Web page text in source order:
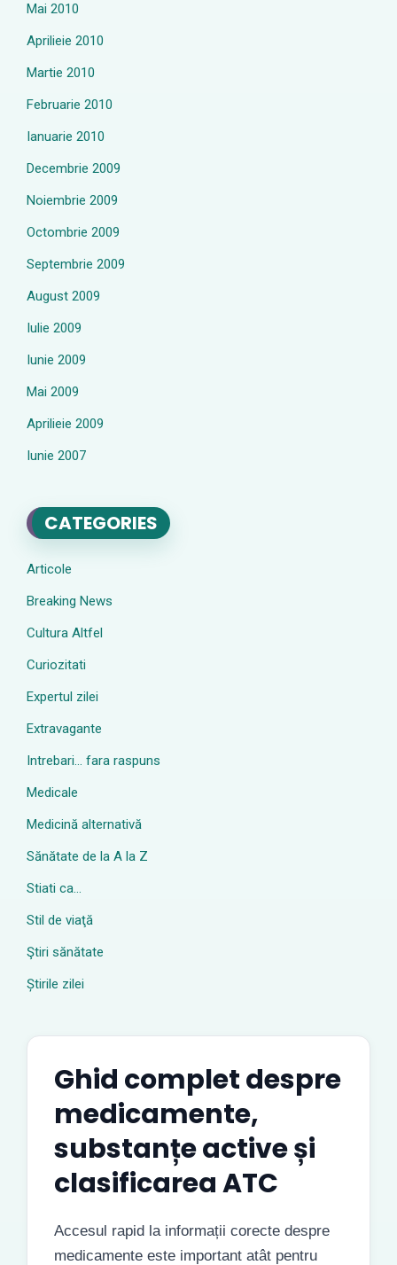
Mai 2010
Aprilieie 2010
Martie 2010
Februarie 2010
Ianuarie 2010
Decembrie 2009
Noiembrie 2009
Octombrie 2009
Septembrie 2009
August 2009
Iulie 2009
Iunie 2009
Mai 2009
Aprilieie 2009
Iunie 2007
CATEGORIES
Articole
Breaking News
Cultura Altfel
Curiozitati
Expertul zilei
Extravagante
Intrebari… fara raspuns
Medicale
Medicină alternativă
Sănătate de la A la Z
Stiati ca…
Stil de viaţă
Ştiri sănătate
Știrile zilei
Ghid complet despre
medicamente,
substanțe active și
clasificarea ATC
Accesul rapid la informații corecte despre
medicamente este important atât pentru